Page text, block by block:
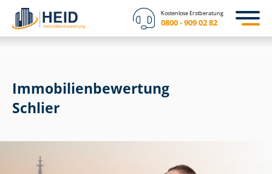
Kostenlose Erstberatung
0800 - 909 02 82
Immobilien­bewertung
Schlier